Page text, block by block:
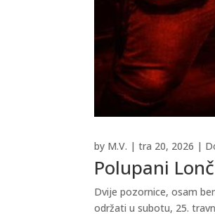
Polupani
by M.V. |tra 20, 2026 |
Dvije pozornice, osam
održati u subotu, 25.